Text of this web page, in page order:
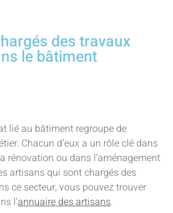
des travaux
le bâtiment
lié au bâtiment regroupe de
Chacun d’eux a un rôle clé dans
rénovation ou dans l’aménagement
artisans qui sont chargés des
ce secteur, vous pouvez trouver
l’annuaire des artisans.